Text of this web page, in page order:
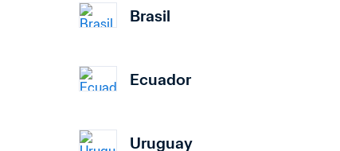
Brasil
Ecuador
Uruguay